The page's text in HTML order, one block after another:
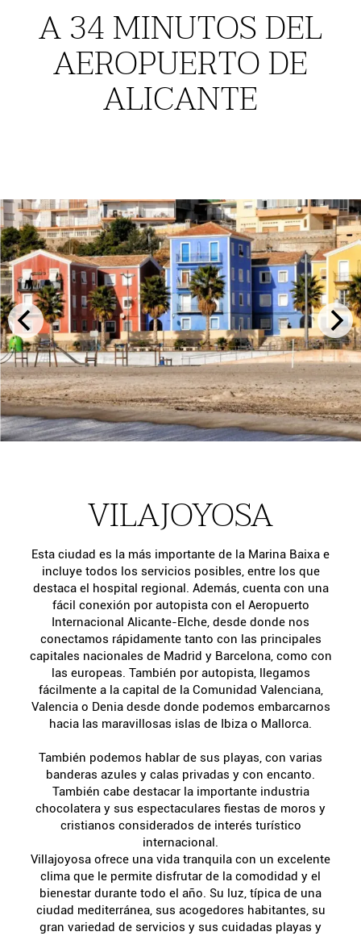
A 34 MINUTOS DEL
AEROPUERTO DE
ALICANTE
VILAJOYOSA
Esta ciudad es la más importante de la Marina Baixa e
incluye todos los servicios posibles, entre los que
destaca el hospital regional. Además, cuenta con una
fácil conexión por autopista con el Aeropuerto
Internacional Alicante-Elche, desde donde nos
conectamos rápidamente tanto con las principales
capitales nacionales de Madrid y Barcelona, como con
las europeas. También por autopista, llegamos
fácilmente a la capital de la Comunidad Valenciana,
Valencia o Denia desde donde podemos embarcarnos
hacia las maravillosas islas de Ibiza o Mallorca.
También podemos hablar de sus playas, con varias
banderas azules y calas privadas y con encanto.
También cabe destacar la importante industria
chocolatera y sus espectaculares fiestas de moros y
cristianos considerados de interés turístico
internacional.
Villajoyosa ofrece una vida tranquila con un excelente
clima que le permite disfrutar de la comodidad y el
bienestar durante todo el año. Su luz, típica de una
ciudad mediterránea, sus acogedores habitantes, su
gran variedad de servicios y sus cuidadas playas y